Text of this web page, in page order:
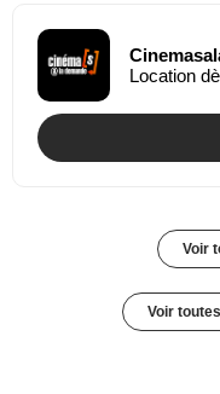
Location
Voir
Voir